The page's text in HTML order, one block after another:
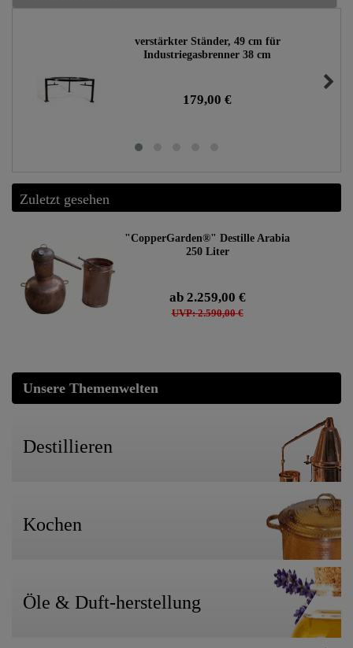
verstärkter Ständer, 49 cm für
Industriegasbrenner 38 cm
179,00 €
Zuletzt gesehen
"CopperGarden®" Destille Arabia
250 Liter
UVP: 2.590,00 €
ab 2.259,00 €
Unsere Themenwelten
Destillieren
Kochen
Öle & Duft-herstellung